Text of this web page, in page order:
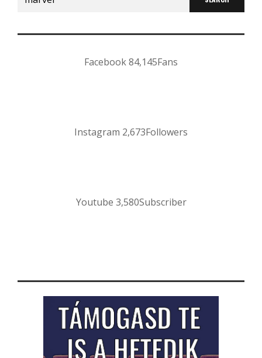
for:
Facebook84,145Fans
Instagram 2,673Followers
Youtube 3,580Subscriber